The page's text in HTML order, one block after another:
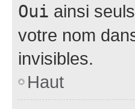
Oui ainsi
votre nom
invisibles.
Haut